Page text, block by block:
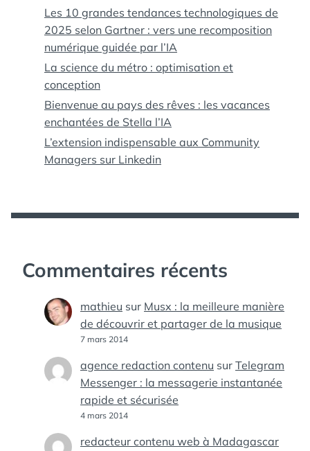
Les 10 grandes tendances technologiques de
2025 selon Gartner : vers une recomposition
numérique guidée par l’IA
La science du métro : optimisation et
conception
Bienvenue au pays des rêves : les vacances
enchantées de Stella l’IA
L’extension indispensable aux Community
Managers sur Linkedin
Commentaires récents
mathieu sur Musx : la meilleure manière
de découvrir et partager de la musique
7 mars 2014
agence redaction contenu sur Telegram
Messenger : la messagerie instantanée
rapide et sécurisée
4 mars 2014
redacteur contenu web à Madagascar